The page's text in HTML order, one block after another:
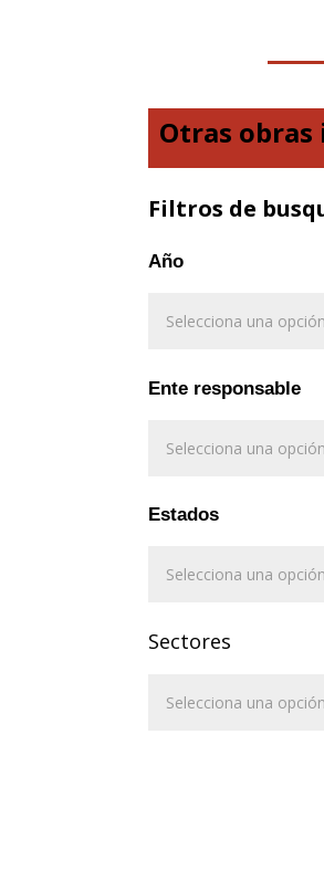
Otras obras
Filtros de
Año
Ente responsable
Estados
Sectores